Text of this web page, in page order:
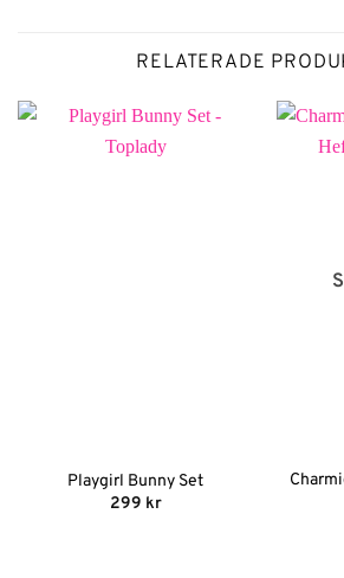
RELATERADE
Playgirl Bunny Set
299 kr